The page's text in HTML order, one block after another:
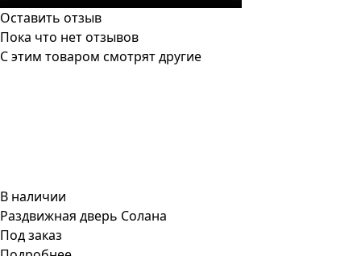
Оставить отзыв
Пока что нет отзывов
С этим товаром смотрят другие
В наличии
Раздвижная дверь Солана
Под заказ